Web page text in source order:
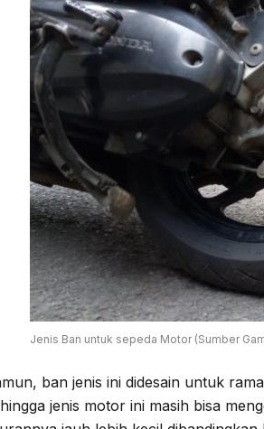
Jenis Ban untuk sepeda Motor (Sumber
ban jenis ini didesain untuk
jenis motor ini masih bisa